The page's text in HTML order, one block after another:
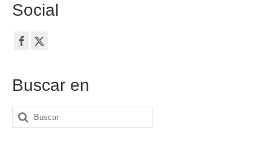
Slovenščina
Svenska(Sueco)
Social
Buscar en
Buscar